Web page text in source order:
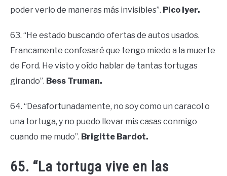
poder verlo de maneras más invisibles”. Pico Iyer.
63. “He estado buscando ofertas de autos usados.
Francamente confesaré que tengo miedo a la muerte
de Ford. He visto y oído hablar de tantas tortugas
girando”. Bess Truman.
64. “Desafortunadamente, no soy como un caracol o
una tortuga, y no puedo llevar mis casas conmigo
cuando me mudo”. Brigitte Bardot.
65. “La tortuga vive en las